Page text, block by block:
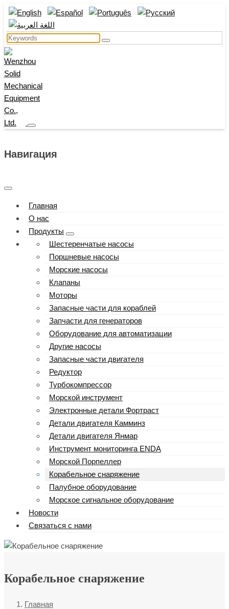
Навигация
Главная
О нас
Продукты
Шестеренчатые насосы
Поршневые насосы
Морские насосы
Клапаны
Моторы
Запасные части для кораблей
Запчасти для генераторов
Оборудование для автоматизации
Другие насосы
Запасные части двигателя
Редуктор
Турбокомпрессор
Морской инструмент
Электронные детали Фортраст
Детали двигателя Камминз
Детали двигателя Янмар
Инструмент мониторинга ENDA
Морской Порпеллер
Корабельное снаряжение
Палубное оборудование
Морское сигнальное оборудование
Новости
Связаться с нами
Корабельное снаряжение
Главная